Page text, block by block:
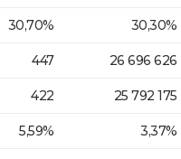
30,70% 30,30%
447 26 696 626
422 25 792 175
5,59% 3,37%